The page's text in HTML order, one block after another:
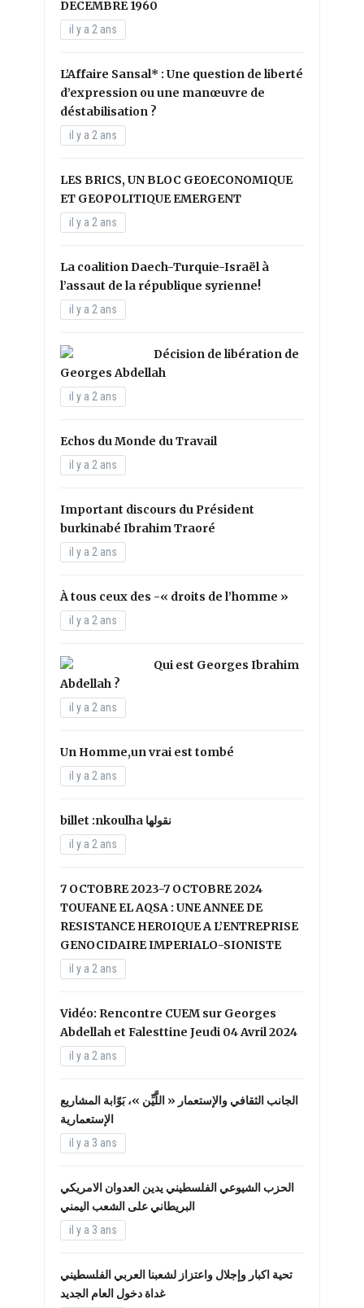
DECEMBRE 1960
il y a 2 ans
L’Affaire Sansal* : Une question de liberté
d’expression ou une manœuvre de
déstabilisation ?
il y a 2 ans
LES BRICS, UN BLOC GEOECONOMIQUE
ET GEOPOLITIQUE EMERGENT
il y a 2 ans
La coalition Daech-Turquie-Israël à
l’assaut de la république syrienne!
il y a 2 ans
Décision de libération de
Georges Abdellah
il y a 2 ans
Echos du Monde du Travail
il y a 2 ans
Important discours du Président
burkinabé Ibrahim Traoré
il y a 2 ans
À tous ceux des -« droits de l’homme »
il y a 2 ans
Qui est Georges Ibrahim
Abdellah ?
il y a 2 ans
Un Homme,un vrai est tombé
il y a 2 ans
il y a 2 ans
7 OCTOBRE 2023-7 OCTOBRE 2024
TOUFANE EL AQSA : UNE ANNEE DE
RESISTANCE HEROIQUE A L’ENTREPRISE
GENOCIDAIRE IMPERIALO-SIONISTE
il y a 2 ans
Vidéo: Rencontre CUEM sur Georges
Abdellah et Falesttine Jeudi 04 Avril 2024
il y a 2 ans
الجانب الثقافي والإستعمار « اللَّيِّن »، بَوّابة المشاريع
الإستعمارية
il y a 3 ans
الحزب الشيوعي الفلسطيني يدين العدوان الامريكي
البريطاني على الشعب اليمني
il y a 3 ans
تحية اكبار وإجلال واعتزاز لشعبنا العربي الفلسطيني
غداة دخول العام الجديد